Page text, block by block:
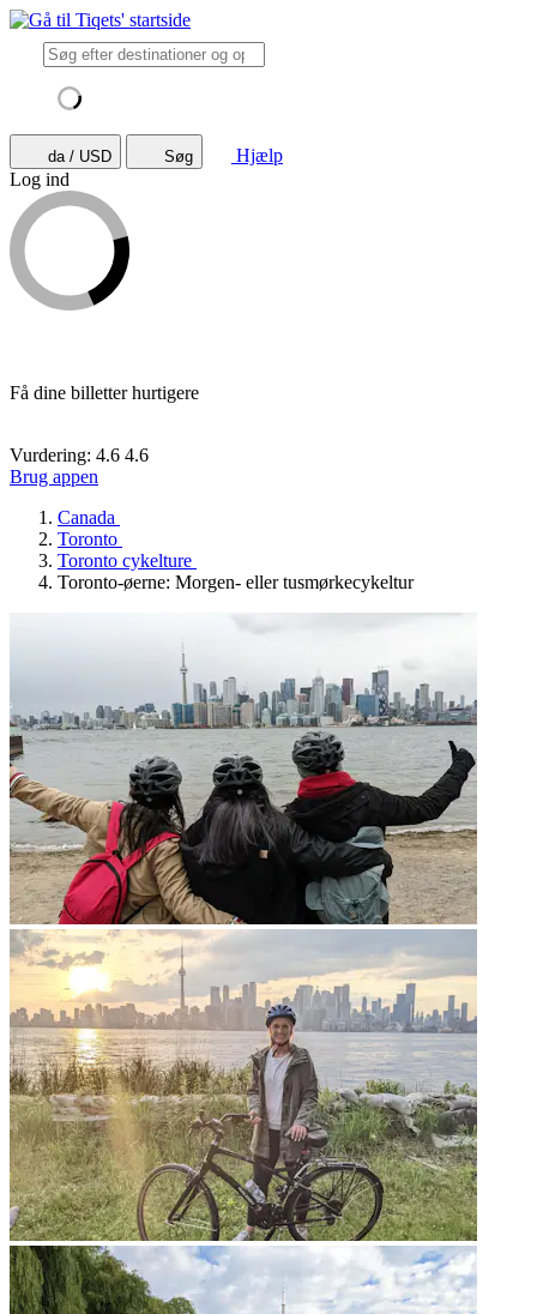
da / USD Søg
Hjælp
Log ind
Få dine billetter hurtigere
Vurdering: 4.6 4.6
Brug appen
Canada
Toronto
Toronto cykelture
Toronto-øerne: Morgen- eller tusmørkecykeltur